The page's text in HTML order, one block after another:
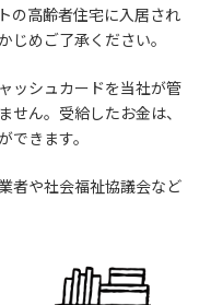
の高齢者住宅に入居され
じめご了承ください。
ッシュカードを当社が管
せん。受給したお金は、
できます。
者や社会福祉協議会など